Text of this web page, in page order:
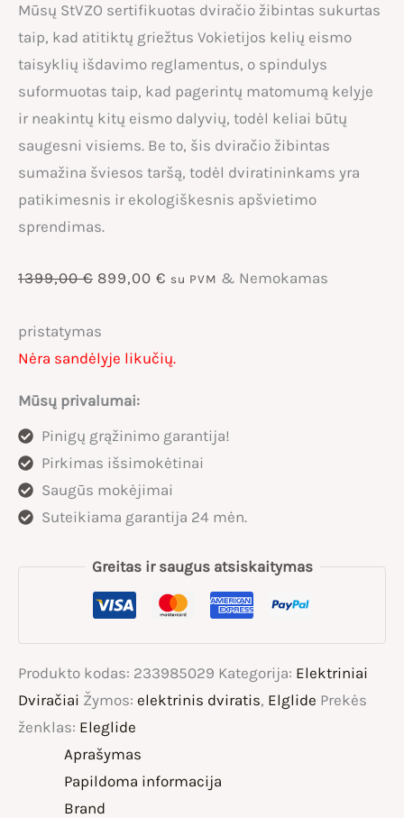
Mūsų StVZO sertifikuotas dviračio žibintas sukurtas
taip, kad atitiktų griežtus Vokietijos kelių eismo
taisyklių išdavimo reglamentus, o spindulys
suformuotas taip, kad pagerintų matomumą kelyje
ir neakintų kitų eismo dalyvių, todėl keliai būtų
saugesni visiems. Be to, šis dviračio žibintas
sumažina šviesos taršą, todėl dviratininkams yra
patikimesnis ir ekologiškesnis apšvietimo
sprendimas.
1399,00€ Original
was:
899,00 € Current
is:
su PVM & Nemokamas
pristatymas
Nėra sandėlyje likučių.
Mūsų privalumai:
Pinigų grąžinimo garantija!
Pirkimas išsimokėtinai
Saugūs mokėjimai
Suteikiama garantija 24 mėn.
Greitas ir saugus atsiskaitymas
Produkto kodas: 233985029 Kategorija: Elektriniai
Dviračiai Žymos: elektrinis dviratis, Elglide Prekės
ženklas: Eleglide
Aprašymas
Papildoma informacija
Brand